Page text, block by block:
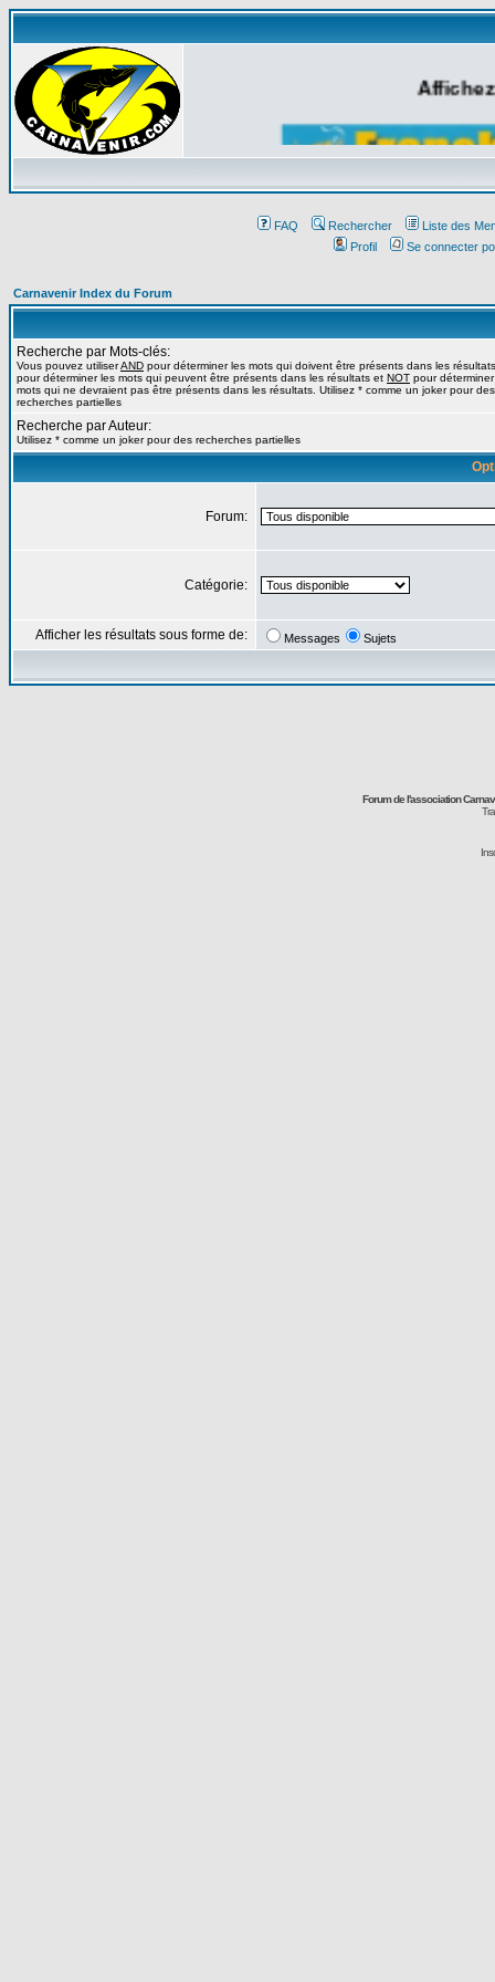
FAQ Rechercher
Liste des
Profil
Se connecter
Carnavenir Index du Forum
Recherche par Mots-clés:
Vous pouvez utiliserAND pour déterminer les mots qui doivent être présents dans les
pour déterminer les mots qui peuvent être présents dans les résultats et NOT pour
mots qui ne devraient pas être présents dans les résultats. Utilisez * comme un joker pour des
recherches partielles
Recherche par Auteur:
Utilisez * comme un joker pour des recherches partielles
Forum:
Catégorie:
Afficher les résultats sous forme de: Messages Sujets
Forum de l'association